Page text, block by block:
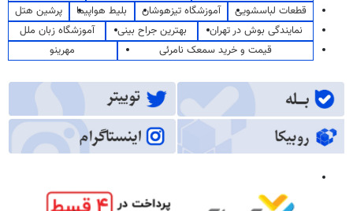
قطعات لباسشویی
آموزشگاه تیزهوشان بلیط هواپیما
پرشین هتل
نمایندگی بوش در تهران
بهترین جراح بینی
آموزشگاه زبان ملل
قیمت و خرید سمعک نامرئی
مهرینو